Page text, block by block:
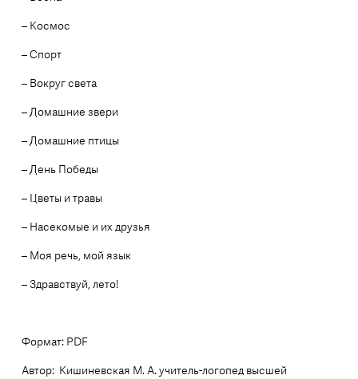
– Космос
– Спорт
– Вокруг света
– Домашние звери
– Домашние птицы
– День Победы
– Цветы и травы
– Насекомые и их друзья
– Моя речь, мой язык
– Здравствуй, лето!
Формат: PDF
Автор: Кишиневская М. А. учитель-логопед высшей